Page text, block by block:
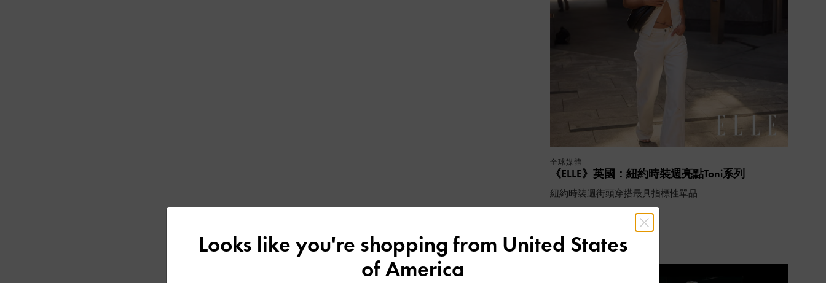
全球媒體
《ELLE》英國：紐約時裝週亮點Toni系列
紐約時裝週街頭穿搭最具指標性單品
Looks like you're shopping from United States
of America